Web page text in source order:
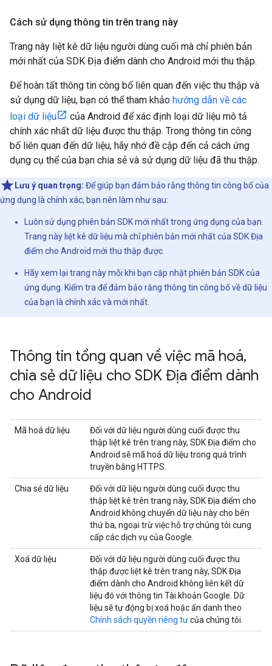
Cách sử dụng thông tin trên trang này
Trang này liệt kê dữ liệu người dùng cuối mà chỉ phiên bản
mới nhất của SDK Địa điểm dành cho Android mới thu thập.
Để hoàn tất thông tin công bố liên quan đến việc thu thập và
sử dụng dữ liệu, bạn có thể tham khảo hướng dẫn về các
loại dữ liệu
của Android để xác định loại dữ liệu mô tả
chính xác nhất dữ liệu được thu thập. Trong thông tin công
bố liên quan đến dữ liệu, hãy nhớ đề cập đến cả cách ứng
dụng cụ thể của bạn chia sẻ và sử dụng dữ liệu đã thu thập.
Lưu ý quan trọng: Để giúp bạn đảm bảo rằng thông tin công bố của
ứng dụng là chính xác, bạn nên làm như sau:
Luôn sử dụng phiên bản SDK mới nhất trong ứng dụng của bạn.
Trang này liệt kê dữ liệu mà chỉ phiên bản mới nhất của SDK Địa
điểm cho Android mới thu thập được.
Hãy xem lại trang này mỗi khi bạn cập nhật phiên bản SDK của
ứng dụng. Kiểm tra để đảm bảo rằng thông tin công bố về dữ liệu
của bạn là chính xác và mới nhất.
Thông tin tổng quan về việc mã hoá,
chia sẻ dữ liệu cho SDK Địa điểm dành
cho Android
Mã hoá dữ liệu
Đối với dữ liệu người dùng cuối được thu
thập liệt kê trên trang này, SDK Địa điểm cho
Android sẽ mã hoá dữ liệu trong quá trình
truyền bằng HTTPS.
Chia sẻ dữ liệu
Đối với dữ liệu người dùng cuối được thu
thập liệt kê trên trang này, SDK Địa điểm cho
Android không chuyển dữ liệu này cho bên
thứ ba, ngoại trừ việc hỗ trợ chúng tôi cung
cấp các dịch vụ của Google.
Xoá dữ liệu
Đối với dữ liệu người dùng cuối được thu
thập được liệt kê trên trang này, SDK Địa
điểm dành cho Android không liên kết dữ
liệu đó với thông tin Tài khoản Google. Dữ
liệu sẽ tự động bị xoá hoặc ẩn danh theo
Chính sách quyền riêng tưcủa chúng tôi.